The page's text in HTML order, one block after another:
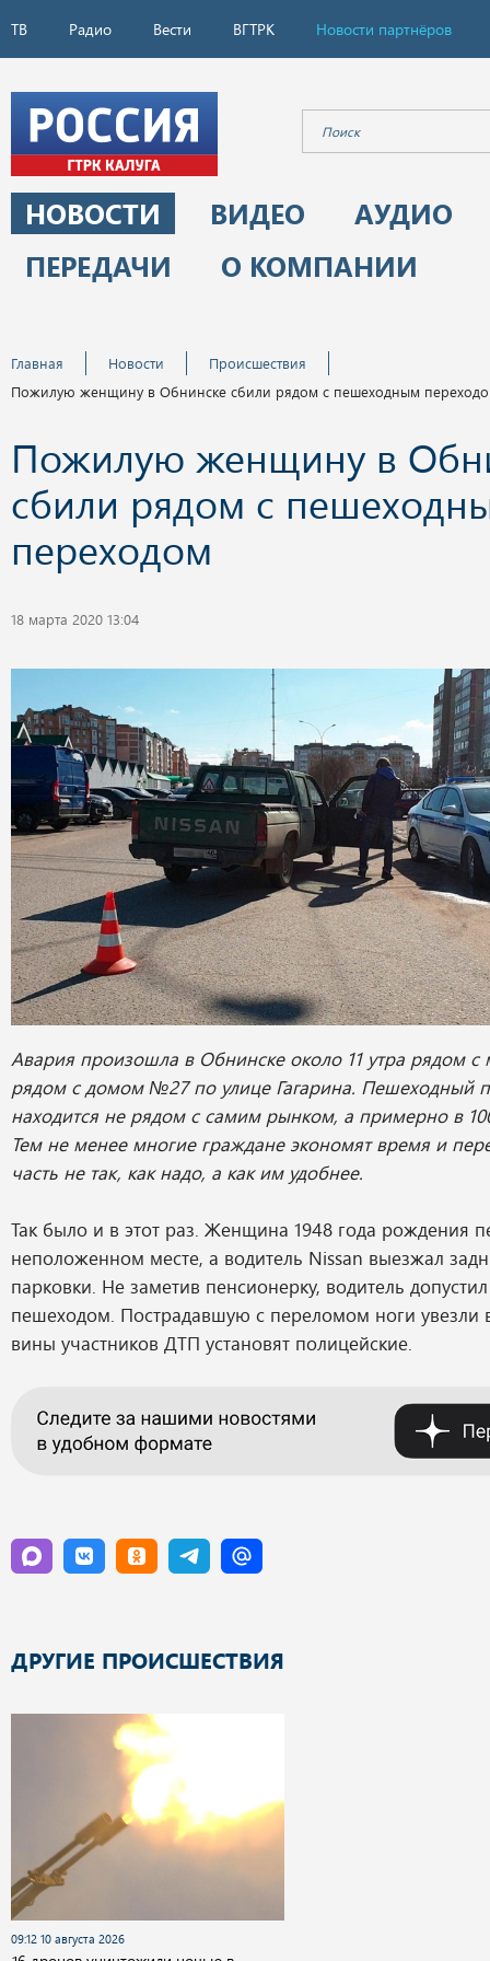
ТВ Радио Вести ВГТРК Новости партнёров
НОВОСТИ ВИДЕО
АУДИО
ПЕРЕДАЧИ
О КОМПАНИИ
Главная Новости
Происшествия
Пожилую женщину в Обнинске сбили рядом с пешеходным
Пожилую женщину в
сбили рядом с
переходом
18 марта 2020 13:04
Авария произошла в Обнинске около 11 утра рядом
рядом с домом №27 по улице Гагарина. Пешеходный
находится не рядом с самим рынком, а примерно в
Тем не менее многие граждане экономят время и
часть не так, как надо, а как им удобнее.
Так было и в этот раз. Женщина 1948 года рождения
неположенном месте, а водитель Nissan выезжал
парковки. Не заметив пенсионерку, водитель
пешеходом. Пострадавшую с переломом ноги
вины участников ДТП установят полицейские.
ДРУГИЕ ПРОИСШЕСТВИЯ
09:12 10 августа 2026